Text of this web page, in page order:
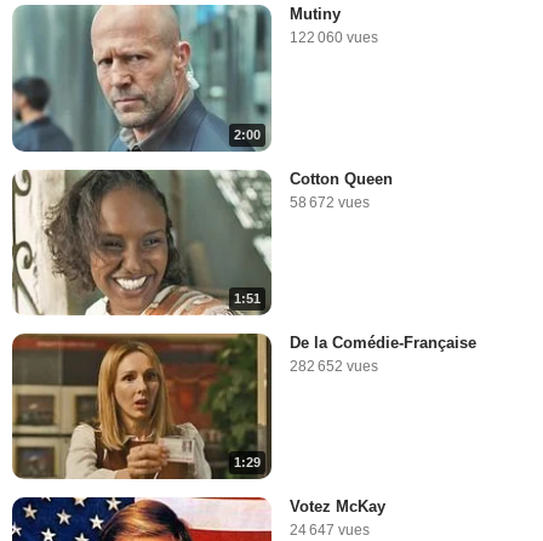
2:00
Mutiny
122 060 vues
1:51
Cotton Queen
58 672 vues
1:29
De la Comédie-Française
282 652 vues
Votez McKay
24 647 vues